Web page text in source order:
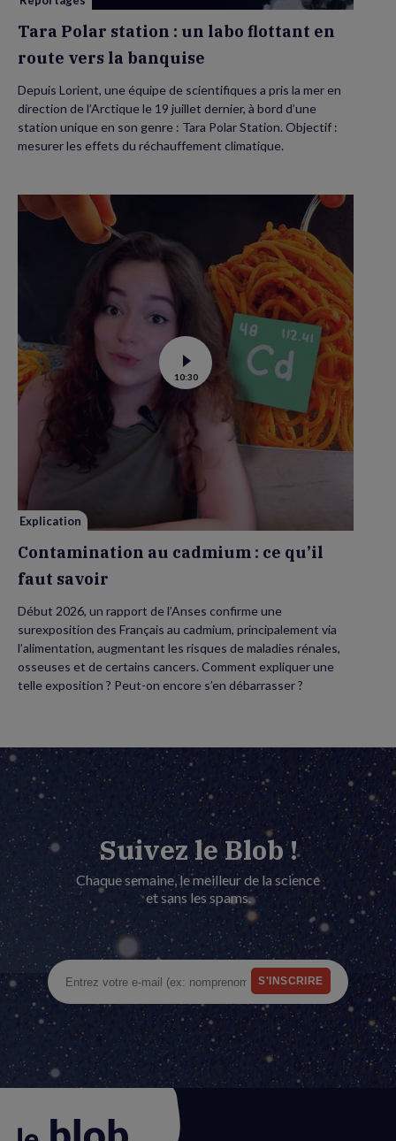
la
Tara Polar station : un labo flottant en
route vers la banquise
Depuis Lorient, une équipe de scientifiques a pris la mer en
direction de l’Arctique le 19 juillet dernier, à bord d’une
station unique en son genre : Tara Polar Station. Objectif :
mesurer les effets du réchauffement climatique.
Voir
la
vidéo
Contamination
au
cadmium :
ce
savoir
10:30
Explication
Contamination au cadmium : ce qu’il
faut savoir
Début 2026, un rapport de l’Anses confirme une
surexposition des Français au cadmium, principalement via
l’alimentation, augmentant les risques de maladies rénales,
osseuses et de certains cancers. Comment expliquer une
telle exposition ? Peut-on encore s’en débarrasser ?
Suivez le Blob !
Chaque semaine, le meilleur de la science
et sans les spams.